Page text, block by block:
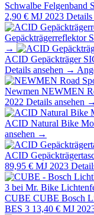
Schwalbe Felgenband
2,90 € MJ 2023
Gepäckträgerreflektor
→
ACID Gepäckträger
Details ansehen →
Newmen NEWMEN
2022 Details ansehen →
ACID Natural Bike
ansehen →
ACID
89,95 € MJ 2023
CUBE CUBE Bosch
BES 3 13,40 € MJ